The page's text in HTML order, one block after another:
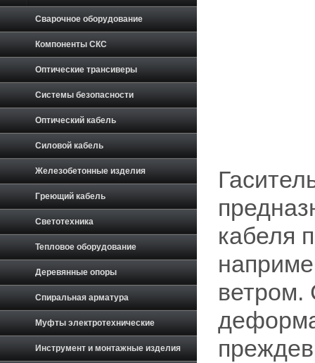
кабеля
ветром.
Сварочное оборудование
Компоненты СКС
Оптические трансиверы
Системы безопасности
Оптический кабель
Силовой кабель
Железобетонные изделия
Греющий кабель
Светотехника
Тепловое оборудование
Деревянные опоры
Спиральная арматура
Муфты электротехнические
Инструмент и монтажные изделия